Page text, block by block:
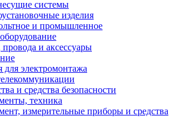
системы
изделия
и промышленное
и аксессуары
для электромонтажа
и средства безопасности
техника
измерительные приборы и средства